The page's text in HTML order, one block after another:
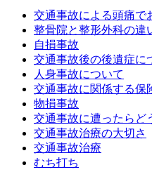
交通事故による頭痛で
整骨院と整形外科の違
自損事故
交通事故後の後遺症に
人身事故について
交通事故に関係する保
物損事故
交通事故に遭ったらど
交通事故治療の大切さ
交通事故治療
むち打ち